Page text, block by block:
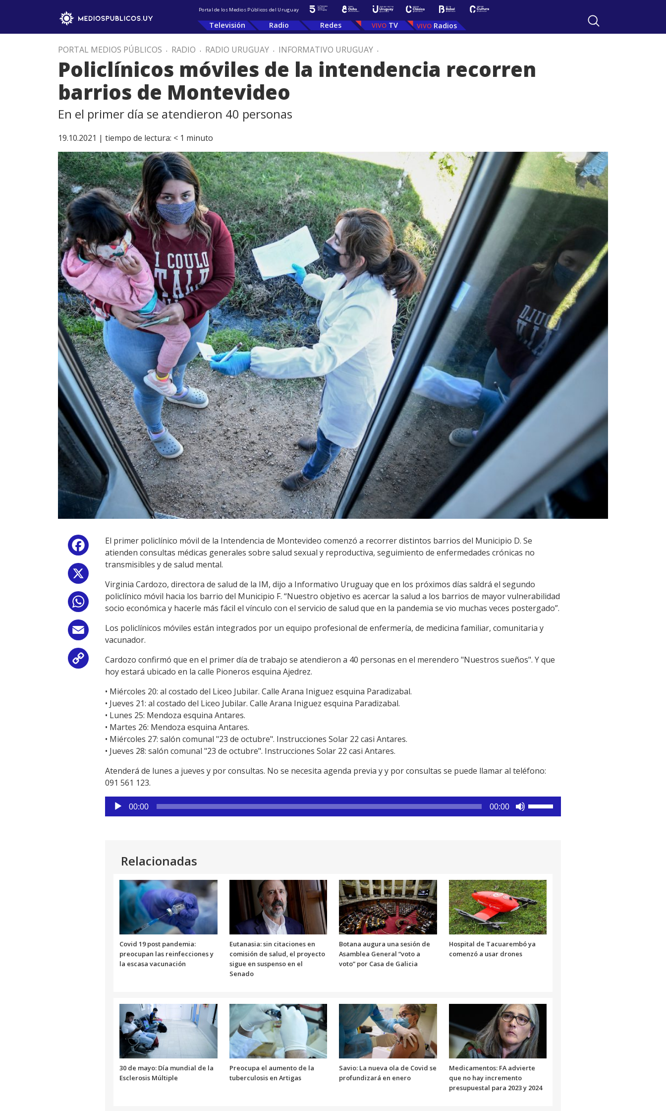
Portal de los Medios Públicos del Uruguay
Televisión Radio Redes TV Radios
PORTAL MEDIOS PÚBLICOS . RADIO . RADIO URUGUAY . INFORMATIVO URUGUAY .
Policlínicos móviles de la intendencia recorren
barrios de Montevideo
En el primer día se atendieron 40 personas
19.10.2021 | tiempo de lectura: < 1 minuto
Facebook
WhatsApp
Email
Copy
El primer policlínico móvil de la Intendencia de Montevideo comenzó a recorrer distintos barrios del Municipio D. Se
atienden consultas médicas generales sobre salud sexual y reproductiva, seguimiento de enfermedades crónicas no
transmisibles y de salud mental.
Virginia Cardozo, directora de salud de la IM, dijo a Informativo Uruguay que en los próximos días saldrá el segundo
policlínico móvil hacia los barrio del Municipio F. “Nuestro objetivo es acercar la salud a los barrios de mayor vulnerabilidad
socio económica y hacerle más fácil el vínculo con el servicio de salud que en la pandemia se vio muchas veces postergado”.
Los policlínicos móviles están integrados por un equipo profesional de enfermería, de medicina familiar, comunitaria y
vacunador.
Cardozo confirmó que en el primer día de trabajo se atendieron a 40 personas en el merendero "Nuestros sueños". Y que
hoy estará ubicado en la calle Pioneros esquina Ajedrez.
• Miércoles 20: al costado del Liceo Jubilar. Calle Arana Iniguez esquina Paradizabal.
• Jueves 21: al costado del Liceo Jubilar. Calle Arana Iniguez esquina Paradizabal.
• Lunes 25: Mendoza esquina Antares.
• Martes 26: Mendoza esquina Antares.
• Miércoles 27: salón comunal "23 de octubre". Instrucciones Solar 22 casi Antares.
• Jueves 28: salón comunal "23 de octubre". Instrucciones Solar 22 casi Antares.
Atenderá de lunes a jueves y por consultas. No se necesita agenda previa y y por consultas se puede llamar al teléfono:
091 561 123.
Reproductor
de
00:00 00:00
aumentar
o
disminuir
el
volumen.
Relacionadas
Covid 19 post pandemia:
preocupan las reinfecciones y
la escasa vacunación
Eutanasia: sin citaciones en
comisión de salud, el proyecto
sigue en suspenso en el
Senado
Botana augura una sesión de
Asamblea General “voto a
voto” por Casa de Galicia
Hospital de Tacuarembó ya
comenzó a usar drones
30 de mayo: Día mundial de la
Esclerosis Múltiple
Preocupa el aumento de la
tuberculosis en Artigas
Savio: La nueva ola de Covid se
profundizará en enero
Medicamentos: FA advierte
que no hay incremento
presupuestal para 2023 y 2024